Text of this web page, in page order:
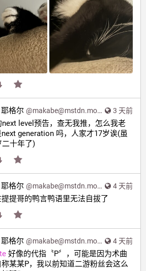
3 天前
格尔 @makabe@mstdn.moe
level预告，查无我推，怎么我老
generation 吗，人家才17岁诶(虽
二十年了)
4 天前
格尔 @makabe@mstdn.moe
提哥的鸭言鸭语里无法自拔了
4 天前
格尔 @makabe@mstdn.moe
好像的代指〝P〞，可能是因为术曲
某某P，我以前知道二游粉丝会这么